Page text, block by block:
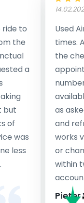
to
the
a
but
of
was
less
Used
times.
the
as
and
works
or
within
Pieter